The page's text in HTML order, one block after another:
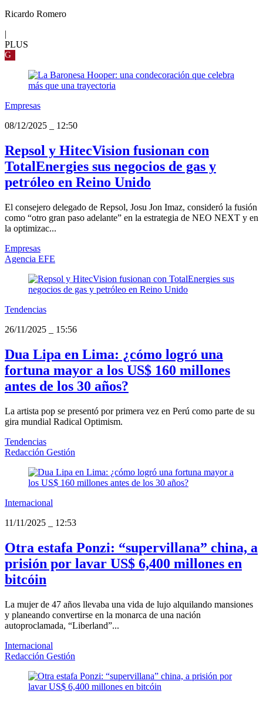
Ricardo Romero
|
PLUS
G
Empresas
08/12/2025
12:50
Repsol y HitecVision fusionan con
TotalEnergies sus negocios de gas y
petróleo en Reino Unido
El consejero delegado de Repsol, Josu Jon Imaz, consideró la fusión
como “otro gran paso adelante” en la estrategia de NEO NEXT y en
la optimizac...
Empresas
Agencia EFE
Tendencias
26/11/2025
15:56
Dua Lipa en Lima: ¿cómo logró una
fortuna mayor a los US$ 160 millones
antes de los 30 años?
La artista pop se presentó por primera vez en Perú como parte de su
gira mundial Radical Optimism.
Tendencias
Redacción Gestión
Internacional
11/11/2025
12:53
Otra estafa Ponzi: “supervillana” china, a
prisión por lavar US$ 6,400 millones en
bitcóin
La mujer de 47 años llevaba una vida de lujo alquilando mansiones
y planeando convertirse en la monarca de una nación
autoproclamada, “Liberland”...
Internacional
Redacción Gestión